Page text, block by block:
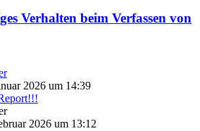
Verhalten beim Verfassen von
2026 um 14:39
2026 um 13:12